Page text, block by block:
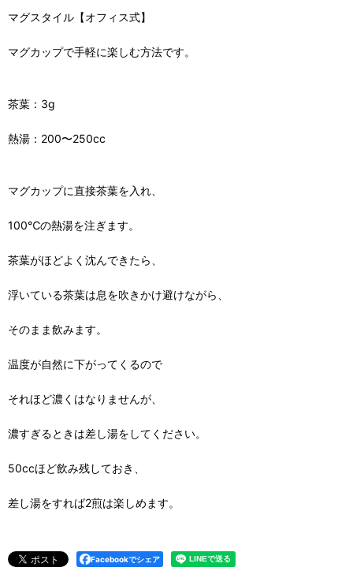
マグスタイル【オフィス式】
マグカップで手軽に楽しむ方法です。
茶葉：3g
熱湯：200〜250cc
マグカップに直接茶葉を入れ、
100℃の熱湯を注ぎます。
茶葉がほどよく沈んできたら、
浮いている茶葉は息を吹きかけ避けながら、
そのまま飲みます。
温度が自然に下がってくるので
それほど濃くはなりませんが、
濃すぎるときは差し湯をしてください。
50ccほど飲み残しておき、
差し湯をすれば2煎は楽しめます。
Facebookでシェア